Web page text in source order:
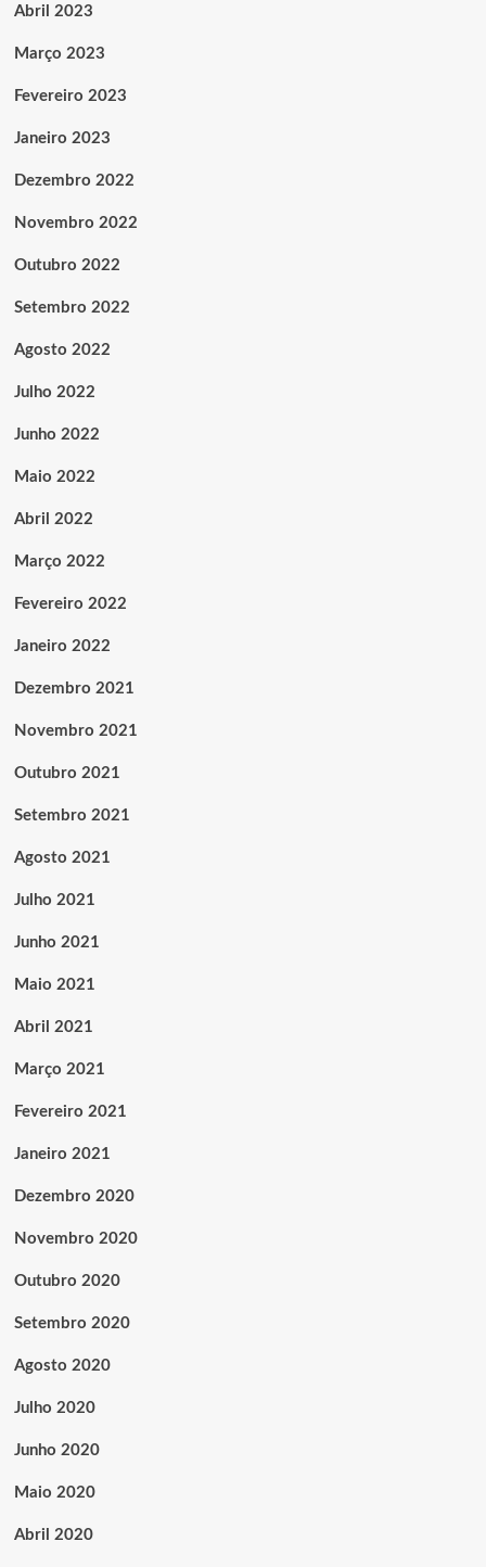
Abril 2023
Março 2023
Fevereiro 2023
Janeiro 2023
Dezembro 2022
Novembro 2022
Outubro 2022
Setembro 2022
Agosto 2022
Julho 2022
Junho 2022
Maio 2022
Abril 2022
Março 2022
Fevereiro 2022
Janeiro 2022
Dezembro 2021
Novembro 2021
Outubro 2021
Setembro 2021
Agosto 2021
Julho 2021
Junho 2021
Maio 2021
Abril 2021
Março 2021
Fevereiro 2021
Janeiro 2021
Dezembro 2020
Novembro 2020
Outubro 2020
Setembro 2020
Agosto 2020
Julho 2020
Junho 2020
Maio 2020
Abril 2020